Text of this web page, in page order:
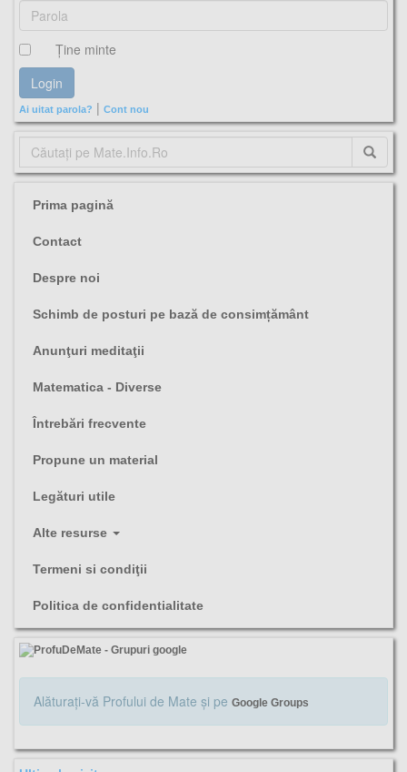
Ţine minte
Ai uitat parola? | Cont nou
Prima pagină
Contact
Despre noi
Schimb de posturi pe bază de consimțământ
Anunţuri meditaţii
Matematica - Diverse
Întrebări frecvente
Propune un material
Legături utile
Alte resurse
Termeni si condiţii
Politica de confidentialitate
Alăturaţi-vă Profului de Mate şi pe Google Groups